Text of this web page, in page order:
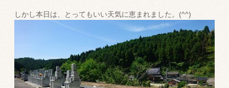
しかし本日は、とってもいい天気に恵まれました。(^^)